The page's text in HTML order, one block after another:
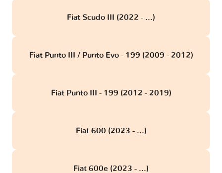
Fiat Scudo III (2022 - ...)
Fiat Punto III / Punto Evo - 199 (2009 - 2012)
Fiat Punto III - 199 (2012 - 2019)
Fiat 600 (2023 - ...)
Fiat 600e (2023 - ...)